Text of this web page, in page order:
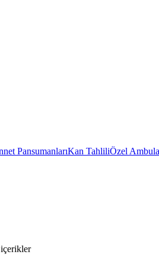
PansumanlarıKan TahliliÖzel